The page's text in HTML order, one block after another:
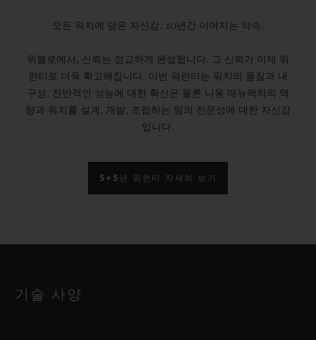
모든 워치에 담은 자신감. 10년간 이어지는 약속.
위블로에서, 신뢰는 정교하게 완성됩니다. 그 신뢰가 이제 워
런티로 더욱 확고해집니다. 이번 워런티는 워치의 품질과 내
구성, 전반적인 성능에 대한 확신은 물론 니옹 매뉴팩처의 역
량과 워치를 설계, 개발, 조립하는 팀의 전문성에 대한 자신감
입니다.
5+5년 워런티 자세히 보기
기술 사양